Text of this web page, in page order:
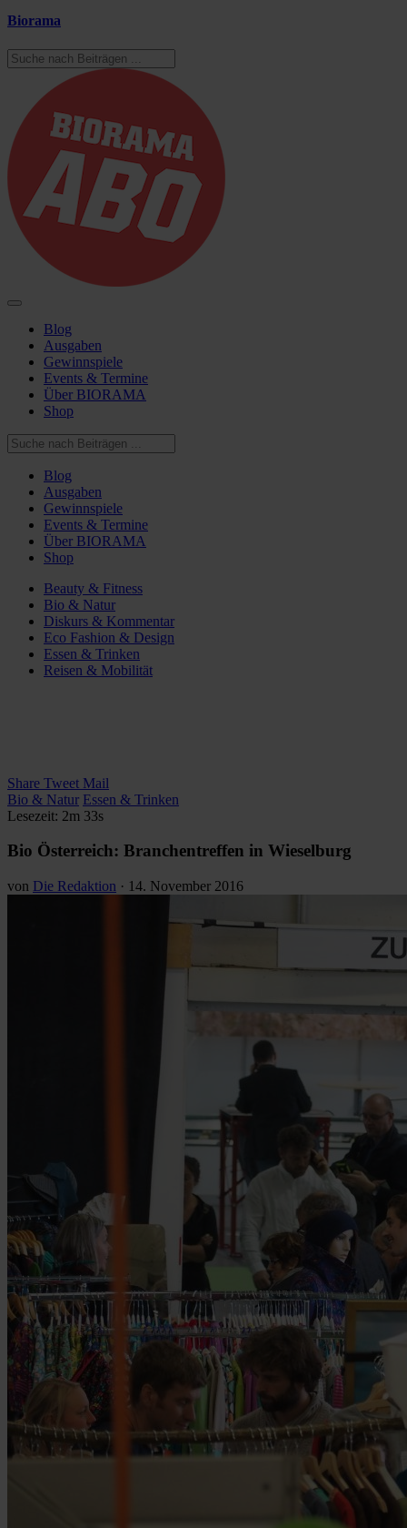
Biorama
Blog
Ausgaben
Gewinnspiele
Events & Termine
Über BIORAMA
Shop
Blog
Ausgaben
Gewinnspiele
Events & Termine
Über BIORAMA
Shop
Beauty & Fitness
Bio & Natur
Diskurs & Kommentar
Eco Fashion & Design
Essen & Trinken
Reisen & Mobilität
Share Tweet Mail
Bio & Natur Essen & Trinken
Lesezeit: 2m 33s
Bio Österreich: Branchentreffen in Wieselburg
von Die Redaktion · 14. November 2016